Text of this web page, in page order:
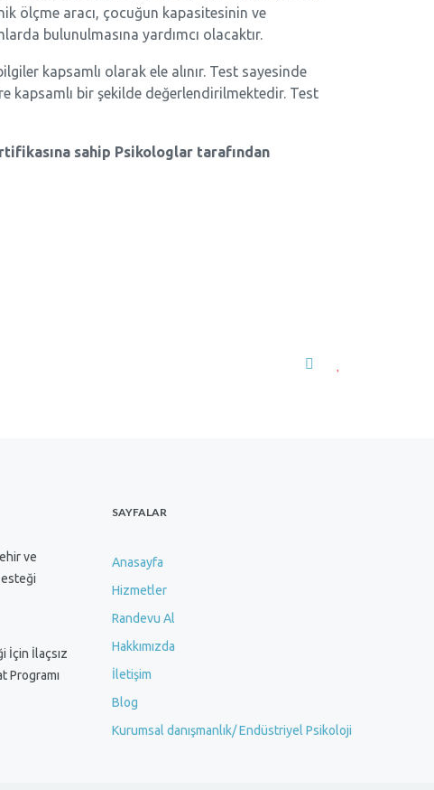
ölçme aracı, çocuğun kapasitesinin ve
bulunulmasına yardımcı olacaktır.
kapsamlı olarak ele alınır. Test sayesinde
kapsamlı bir şekilde değerlendirilmektedir. Test
sahip Psikologlar tarafından
ve
İçin İlaçsız
Programı
SAYFALAR
Anasayfa
Hizmetler
Randevu Al
Hakkımızda
İletişim
Blog
Kurumsal danışmanlık/ Endüstriyel Psikoloji